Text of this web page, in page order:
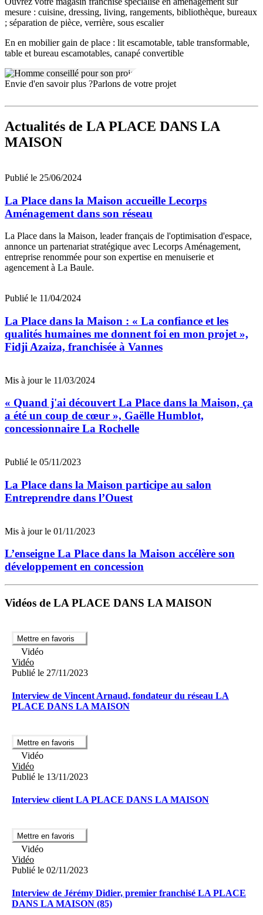
mesure : cuisine, dressing, living, rangements, bibliothèque, bureaux
; séparation de pièce, verrière, sous escalier
En en mobilier gain de place : lit escamotable, table transformable,
table et bureau escamotables, canapé convertible
Envie d'en savoir plus ?Parlons de votre projet
Actualités de LA PLACE DANS LA
MAISON
Publié le 25/06/2024
La Place dans la Maison accueille Lecorps
Aménagement dans son réseau
La Place dans la Maison, leader français de l'optimisation d'espace,
annonce un partenariat stratégique avec Lecorps Aménagement,
entreprise renommée pour son expertise en menuiserie et
agencement à La Baule.
Publié le 11/04/2024
La Place dans la Maison : « La confiance et les
qualités humaines me donnent foi en mon projet »,
Fidji Azaiza, franchisée à Vannes
Mis à jour le 11/03/2024
« Quand j'ai découvert La Place dans la Maison, ça
a été un coup de cœur », Gaëlle Humblot,
concessionnaire La Rochelle
Publié le 05/11/2023
La Place dans la Maison participe au salon
Entreprendre dans l’Ouest
Mis à jour le 01/11/2023
L’enseigne La Place dans la Maison accélère son
développement en concession
Vidéos de LA PLACE DANS LA MAISON
Mettre en favoris
Vidéo
Vidéo
Publié le 27/11/2023
Interview de Vincent Arnaud, fondateur du réseau LA
PLACE DANS LA MAISON
Mettre en favoris
Vidéo
Vidéo
Publié le 13/11/2023
Interview client LA PLACE DANS LA MAISON
Mettre en favoris
Vidéo
Vidéo
Publié le 02/11/2023
Interview de Jérémy Didier, premier franchisé LA PLACE
DANS LA MAISON (85)